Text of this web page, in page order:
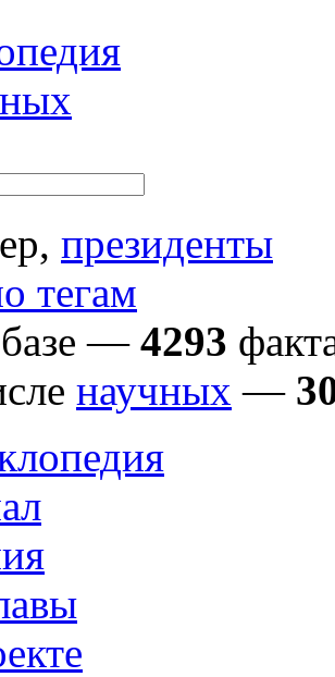
президенты
тегам
— 4293
научных —